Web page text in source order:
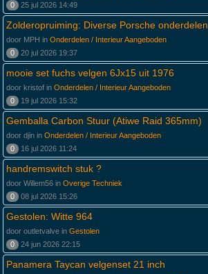
0
25 jul 2026 14:49
Zolderopruiming: Diverse Porsche onderdelen.
door MPH in Onderdelen / Interieur Aangeboden
0
20 jul 2026 19:37
mooie set fuchs velgen 6Jx15 uit 1976
door kristof in Onderdelen / Interieur Aangeboden
0
19 jul 2026 15:32
Gemballa Carbon Stuur (Atiwe Raid 365mm)
door djin in Onderdelen / Interieur Aangeboden
0
16 jul 2026 11:24
handremswitch stuk ?
door Willem56 in Overige Techniek
0
08 jul 2026 15:26
Gestolen: Witte 964
door outletvalve in Gestolen
0
24 jun 2026 22:15
Panamera Taycan velgenset 21 inch